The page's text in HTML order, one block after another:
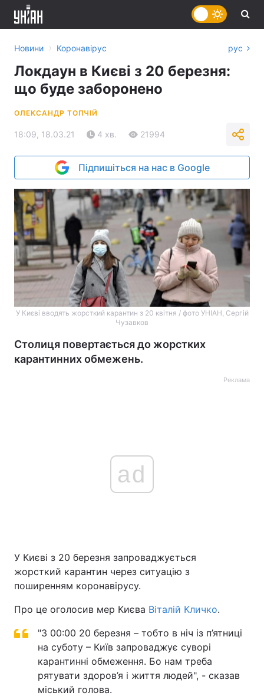
Головна Війна
Політика
Економіка Світ
Наука
Техно і зв'язок
Новини › Коронавірус рус
Локдаун в Києві з 20 березня:
що буде заборонено
ОЛЕКСАНДР ТОПЧІЙ
18:09, 18.03.21 4 хв. 21994
Підпишіться на нас в Google
У Києві вводять жорсткий карантин з 20 квітня / фото УНІАН, Сергій
Чузавков
Столиця повертається до жорстких
карантинних обмежень.
Реклама
ad
У Києві з 20 березня запроваджується
жорсткий карантин через ситуацію з
поширенням коронавірусу.
Про це оголосив мер Києва Віталій Кличко.
"З 00:00 20 березня – тобто в ніч із п’ятниці
на суботу – Київ запроваджує суворі
карантинні обмеження. Бо нам треба
рятувати здоров’я і життя людей", - сказав
міський голова.